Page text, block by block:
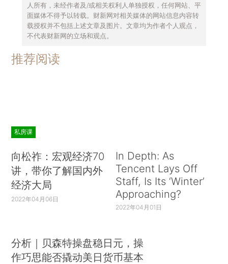
人所有，未经作者及/或相关权利人单独授权，任何网站、平
面媒体不得予以转载。财新网对相关媒体的网站信息内容转
载授权并不包括上述文章及图片。文章均为作者个人观点，
不代表财新网的立场和观点。
推荐阅读
私房课
向松祚：宏观经济70
讲，带你了解国内外
经济大局
2022年04月06日
In Depth: As
Tencent Lays Off
Staff, Is Its ‘Winter’
Approaching?
2022年04月01日
分析｜贝森特操盘稳日元，操
作巧思能否撬动美日货币基本